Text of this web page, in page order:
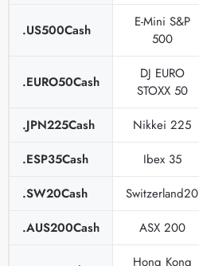
.US500Cash
E-Mini S&P
500
.EURO50Cash
DJ EURO
STOXX 50
.JPN225Cash Nikkei 225
.ESP35Cash
Ibex 35
.SW20Cash
Switzerland20
.AUS200Cash
ASX 200
Hong Kong